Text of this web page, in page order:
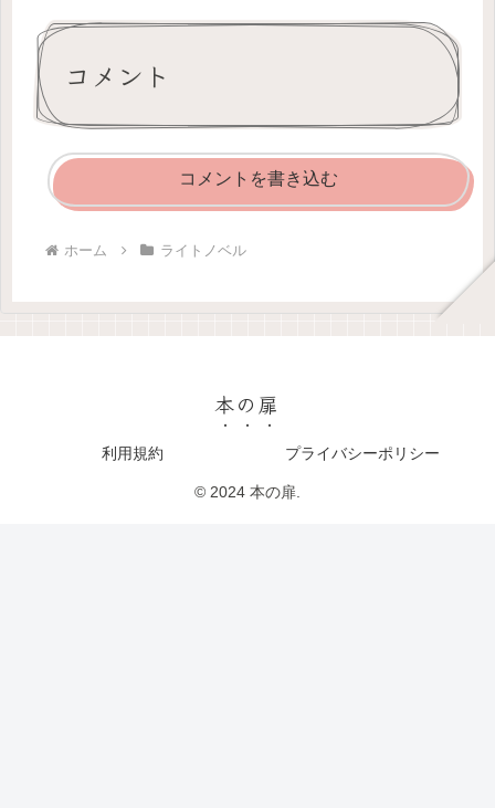
コメント
コメントを書き込む
ホーム ライトノベル
本の扉
利用規約 プライバシーポリシー
© 2024 本の扉.